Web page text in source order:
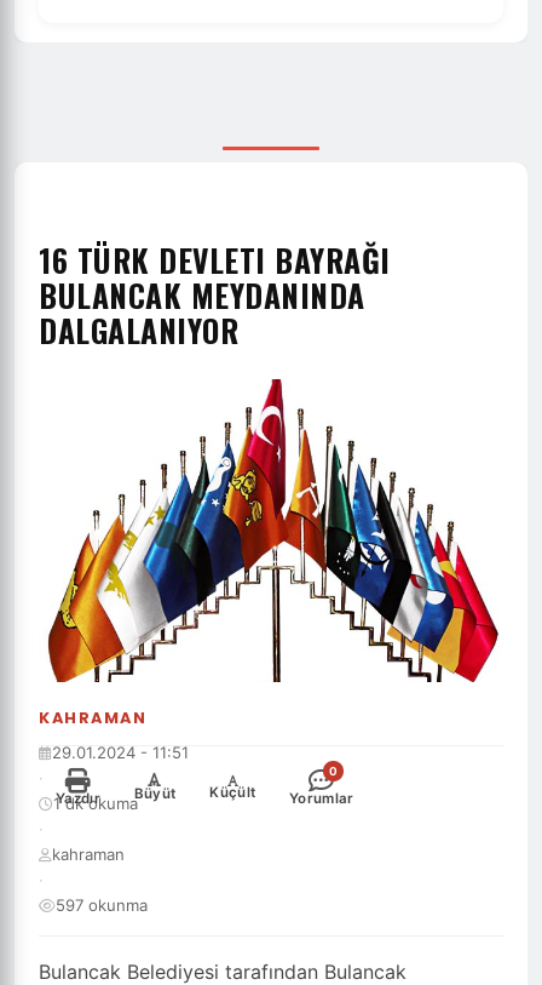
KAHRAMAN
16 TÜRK DEVLETI BAYRAĞI
BULANCAK MEYDANINDA
DALGALANIYOR
Bulancak Belediyesi tarafından Bulancak
29.01.2024 - 11:51
·
1 dk okuma
·
kahraman
·
597 okunma
Yazdır
+
Büyüt
-
Küçült
0
Yorumlar